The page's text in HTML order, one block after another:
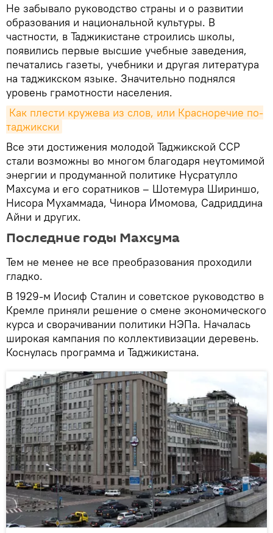
Не забывало руководство страны и о развитии
образования и национальной культуры. В
частности, в Таджикистане строились школы,
появились первые высшие учебные заведения,
печатались газеты, учебники и другая литература
на таджикском языке. Значительно поднялся
уровень грамотности населения.
Как плести кружева из слов, или Красноречие по-
таджикски
Все эти достижения молодой Таджикской ССР
стали возможны во многом благодаря неутомимой
энергии и продуманной политике Нусратулло
Махсума и его соратников – Шотемура Шириншо,
Нисора Мухаммада, Чинора Имомова, Садриддина
Айни и других.
Последние годы Махсума
Тем не менее не все преобразования проходили
гладко.
В 1929-м Иосиф Сталин и советское руководство в
Кремле приняли решение о смене экономического
курса и сворачивании политики НЭПа. Началась
широкая кампания по коллективизации деревень.
Коснулась программа и Таджикистана.